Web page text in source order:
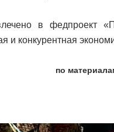
в федпроект
и конкурентная
по